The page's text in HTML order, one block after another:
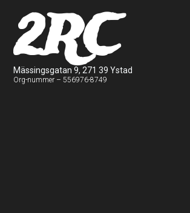
2RC
Mässingsgatan 9, 271 39 Ystad
Org-nummer – 556976-8749